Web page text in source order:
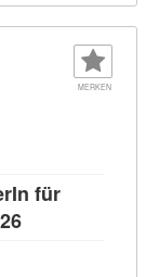
MERKEN
für
Kursdetail: